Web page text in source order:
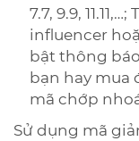
7.7, 9.9,
influencer
bật thông
bạn hay mua
mã chớp
Sử dụng mã